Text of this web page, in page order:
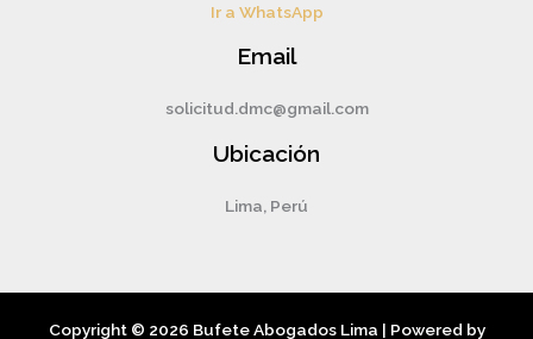
Ir a WhatsApp
Email
solicitud.dmc@gmail.com
Ubicación
Lima, Perú
Copyright © 2026 Bufete Abogados Lima | Powered by